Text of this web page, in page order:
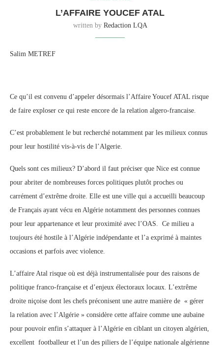
L’AFFAIRE YOUCEF ATAL
written by Redaction LQA
Salim METREF
Ce qu’il est convenu d’appeler désormais l’Affaire Youcef ATAL risque
de faire exploser ce qui reste encore de la relation algero-francaise.
C’est probablement le but recherché notamment par les milieux connus
pour leur hostilité vis-à-vis de l’Algerie.
Quels sont ces milieux? D’abord il faut préciser que Nice est connue
pour abriter de nombreuses forces politiques plutôt proches ou
carrément d’extrême droite. Elle est une ville qui a accueilli beaucoup
de Français ayant vécu en Algérie notamment des personnes connues
pour leur appartenance et leur proximité avec l’OAS. Ce milieu a
toujours été hostile à l’Algérie indépendante et l’a exprimé à maintes
occasions et parfois avec violence.
L’affaire Atal risque où est déjà instrumentalisée pour des raisons de
politique franco-française et d’enjeux électoraux locaux. L’extrême
droite niçoise dont les chefs préconisent une autre manière de « gérer
la relation avec l’Algérie » considère cette affaire comme une aubaine
pour pouvoir enfin s’attaquer à l’Algérie en ciblant un citoyen algérien,
excellent footballeur et l’un des piliers de l’équipe nationale algérienne